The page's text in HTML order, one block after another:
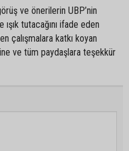
ve önerilerin UBP’nin
tutacağını ifade eden
çalışmalara katkı koyan
ve tüm paydaşlara teşekkür